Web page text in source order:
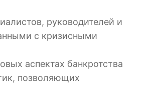
руководителей и
с кризисными
аспектах банкротства
позволяющих